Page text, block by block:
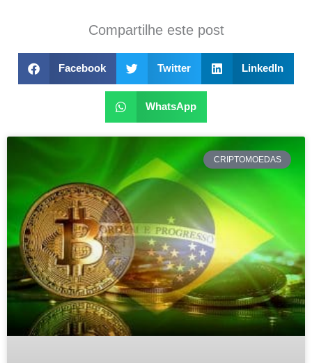
Compartilhe este post
Facebook Twitter LinkedIn
WhatsApp
CRIPTOMOEDAS